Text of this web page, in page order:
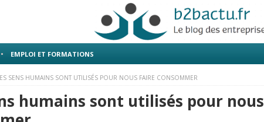
EMPLOI ET FORMATIONS
SENS HUMAINS SONT UTILISÉS POUR NOUS FAIRE CONSOMMER
humains sont utilisés pour nous